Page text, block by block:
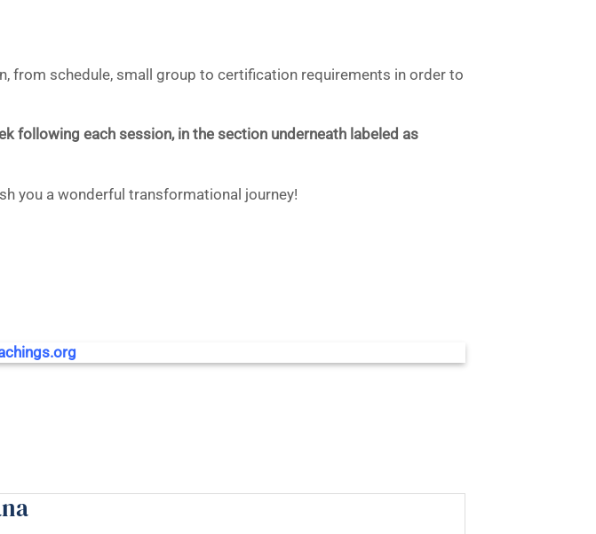
from schedule, small group to certification requirements in order to
following each session, in the section underneath labeled as
you a wonderful transformational journey!